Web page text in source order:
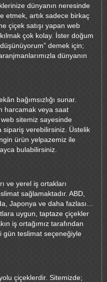
dünyanın neresinde
etmek, artık sadece birkaç
çiçek satışı yapan web
çok kolay. İster doğum
demek için;
dünyanın
bağımsızlığı sunar.
harcamak veya saat
web sitemiz sayesinde
verebilirsiniz. Üstelik
ürün yelpazemiz ile
bulabilirsiniz.
ve yerel iş ortakları
sağlamaktadır. ABD,
Japonya ve daha fazlası…
uygun, taptaze çiçekler
iş ortağımız tarafından
gün teslimat seçeneğiyle
çiçeklerdir. Sitemizde;